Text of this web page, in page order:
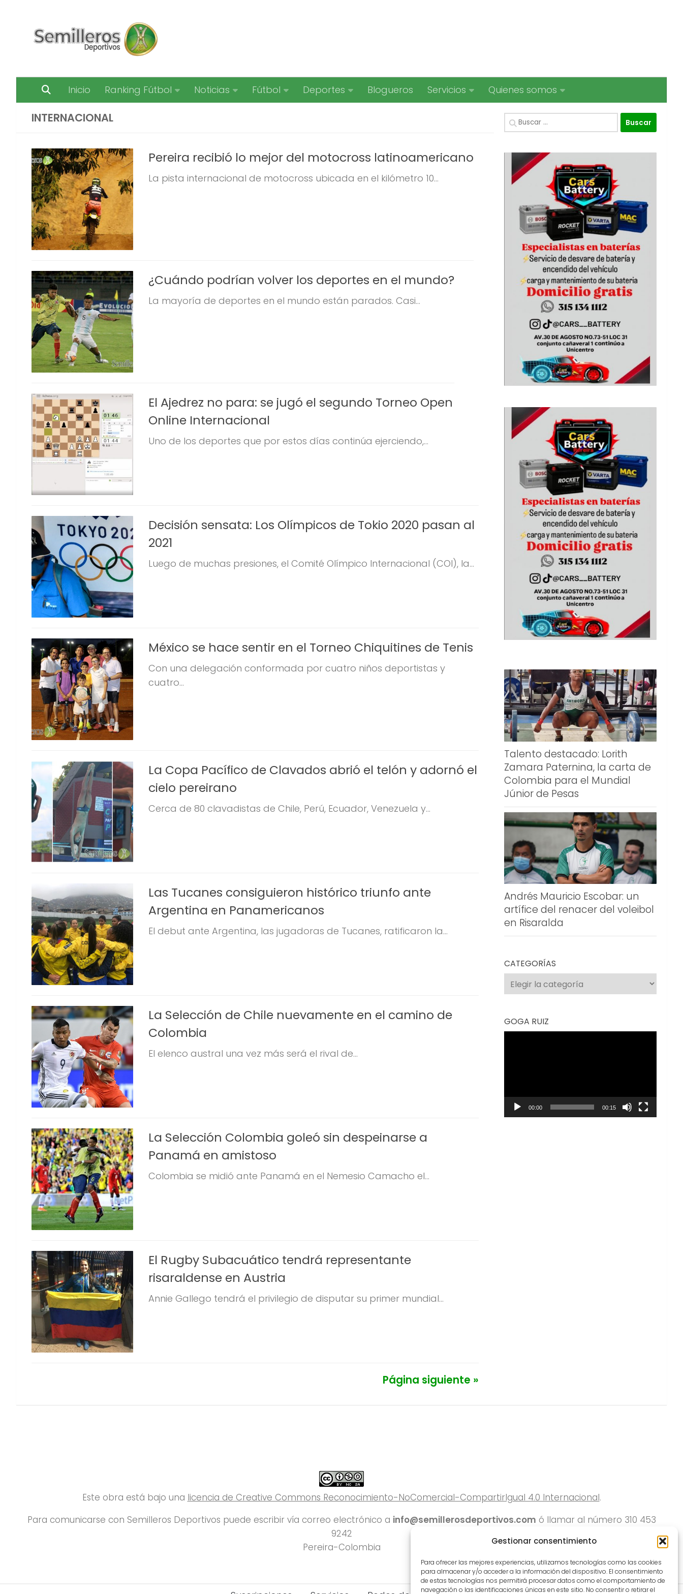
Gestionar consentimiento
Para ofrecer las mejores experiencias, utilizamos tecnologías como las cookies
para almacenar y/o acceder a la información del dispositivo. El consentimiento
de estas tecnologías nos permitirá procesar datos como el comportamiento de
navegación o las identificaciones únicas en este sitio. No consentir o retirar el
Inicio Ranking Fútbol Noticias Fútbol Deportes Blogueros Servicios Quienes somos
INTERNACIONAL
Pereira recibió lo mejor del motocross latinoamericano
La pista internacional de motocross ubicada en el kilómetro 10...
¿Cuándo podrían volver los deportes en el mundo?
La mayoría de deportes en el mundo están parados. Casi...
El Ajedrez no para: se jugó el segundo Torneo Open
Online Internacional
Uno de los deportes que por estos días continúa ejerciendo,...
Decisión sensata: Los Olímpicos de Tokio 2020 pasan al
2021
Luego de muchas presiones, el Comité Olímpico Internacional (COI), la...
México se hace sentir en el Torneo Chiquitines de Tenis
Con una delegación conformada por cuatro niños deportistas y
cuatro...
La Copa Pacífico de Clavados abrió el telón y adornó el
cielo pereirano
Cerca de 80 clavadistas de Chile, Perú, Ecuador, Venezuela y...
Las Tucanes consiguieron histórico triunfo ante
Argentina en Panamericanos
El debut ante Argentina, las jugadoras de Tucanes, ratificaron la...
La Selección de Chile nuevamente en el camino de
Colombia
El elenco austral una vez más será el rival de...
La Selección Colombia goleó sin despeinarse a
Panamá en amistoso
Colombia se midió ante Panamá en el Nemesio Camacho el...
El Rugby Subacuático tendrá representante
risaraldense en Austria
Annie Gallego tendrá el privilegio de disputar su primer mundial...
Página siguiente »
Buscar:
Talento destacado: Lorith
Zamara Paternina, la carta de
Colombia para el Mundial
Júnior de Pesas
Andrés Mauricio Escobar: un
artífice del renacer del voleibol
en Risaralda
CATEGORÍAS
Categorías
GOGA RUIZ
00:00 00:15
Este obra está bajo una licencia de Creative Commons Reconocimiento-NoComercial-CompartirIgual 4.0 Internacional.
Para comunicarse con Semilleros Deportivos puede escribir vía correo electrónico a info@semillerosdeportivos.com ó llamar al número 310 453
9242
Pereira-Colombia